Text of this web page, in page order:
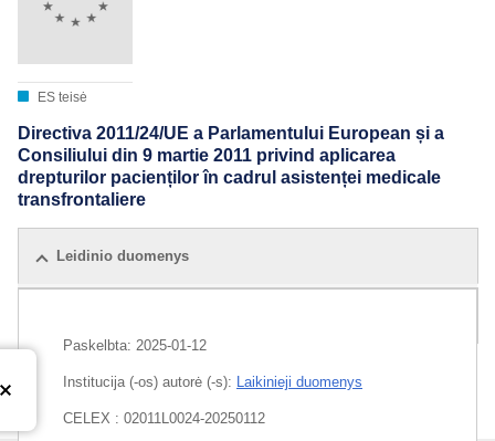
ES teisė
Directiva 2011/24/UE a Parlamentului European și a
Consiliului din 9 martie 2011 privind aplicarea
drepturilor pacienților în cadrul asistenței medicale
transfrontaliere
Leidinio duomenys
Paskelbta: 2025-01-12
Institucija (-os) autorė (-s): Laikinieji duomenys
CELEX : 02011L0024-20250112